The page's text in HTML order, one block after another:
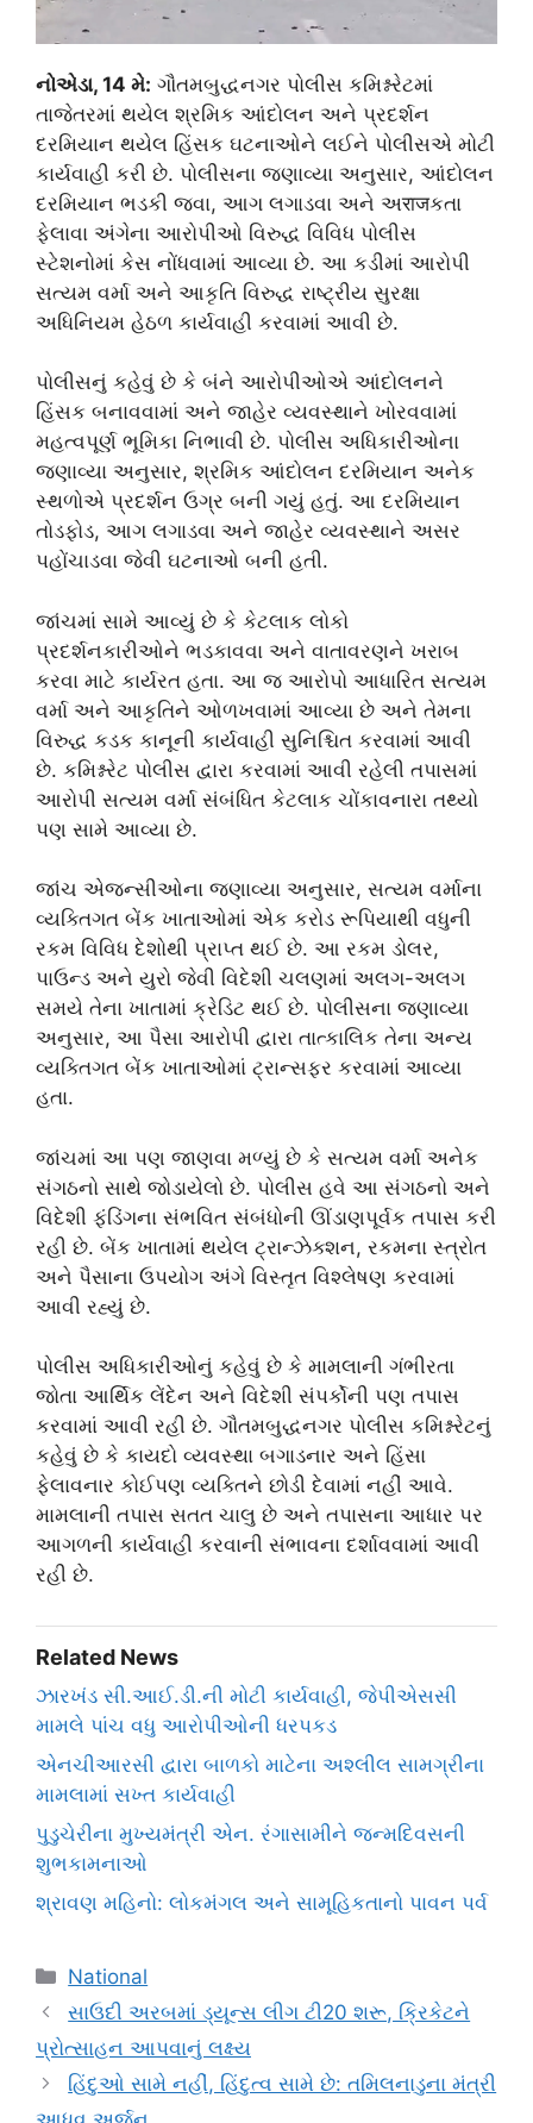
નોએડા, 14 મે: ગૌતમબુદ્ધનગર પોલીસ કમિશ્નરેટમાં
તાજેતરમાં થયેલ શ્રમિક આંદોલન અને પ્રદર્શન
દરમિયાન થયેલ હિંસક ઘટનાઓને લઈને પોલીસએ મોટી
કાર્યવાહી કરી છે. પોલીસના જણાવ્યા અનુસાર, આંદોલન
દરમિયાન ભડકી જવા, આગ લગાડવા અને અराजકતા
ફેલાવા અંગેના આરોપીઓ વિરુદ્ધ વિવિધ પોલીસ
સ્ટેશનોમાં કેસ નોંધવામાં આવ્યા છે. આ કડીમાં આરોપી
સત્યમ વર્મા અને આકૃતિ વિરુદ્ધ રાષ્ટ્રીય સુરક્ષા
અધિનિયમ હેઠળ કાર્યવાહી કરવામાં આવી છે.
પોલીસનું કહેવું છે કે બંને આરોપીઓએ આંદોલનને
હિંસક બનાવવામાં અને જાહેર વ્યવસ્થાને ખોરવવામાં
મહત્વપૂર્ણ ભૂમિકા નિભાવી છે. પોલીસ અધિકારીઓના
જણાવ્યા અનુસાર, શ્રમિક આંદોલન દરમિયાન અનેક
સ્થળોએ પ્રદર્શન ઉગ્ર બની ગયું હતું. આ દરમિયાન
તોડફોડ, આગ લગાડવા અને જાહેર વ્યવસ્થાને અસર
પહોંચાડવા જેવી ઘટનાઓ બની હતી.
જાંચમાં સામે આવ્યું છે કે કેટલાક લોકો
પ્રદર્શનકારીઓને ભડકાવવા અને વાતાવરણને ખરાબ
કરવા માટે કાર્યરત હતા. આ જ આરોપો આધારિત સત્યમ
વર્મા અને આકૃતિને ઓળખવામાં આવ્યા છે અને તેમના
વિરુદ્ધ કડક કાનૂની કાર્યવાહી સુનિશ્ચિત કરવામાં આવી
છે. કમિશ્નરેટ પોલીસ દ્વારા કરવામાં આવી રહેલી તપાસમાં
આરોપી સત્યમ વર્મા સંબંધિત કેટલાક ચોંકાવનારા તથ્યો
પણ સામે આવ્યા છે.
જાંચ એજન્સીઓના જણાવ્યા અનુસાર, સત્યમ વર્માના
વ્યક્તિગત બેંક ખાતાઓમાં એક કરોડ રૂપિયાથી વધુની
રકમ વિવિધ દેશોથી પ્રાપ્ત થઈ છે. આ રકમ ડોલર,
પાઉન્ડ અને યુરો જેવી વિદેશી ચલણમાં અલગ-અલગ
સમયે તેના ખાતામાં ક્રેડિટ થઈ છે. પોલીસના જણાવ્યા
અનુસાર, આ પૈસા આરોપી દ્વારા તાત્કાલિક તેના અન્ય
વ્યક્તિગત બેંક ખાતાઓમાં ટ્રાન્સફર કરવામાં આવ્યા
હતા.
જાંચમાં આ પણ જાણવા મળ્યું છે કે સત્યમ વર્મા અનેક
સંગઠનો સાથે જોડાયેલો છે. પોલીસ હવે આ સંગઠનો અને
વિદેશી ફંડિંગના સંભવિત સંબંધોની ઊંડાણપૂર્વક તપાસ કરી
રહી છે. બેંક ખાતામાં થયેલ ટ્રાન્ઝેક્શન, રકમના સ્ત્રોત
અને પૈસાના ઉપયોગ અંગે વિસ્તૃત વિશ્લેષણ કરવામાં
આવી રહ્યું છે.
પોલીસ અધિકારીઓનું કહેવું છે કે મામલાની ગંભીરતા
જોતા આર્થિક લેંદેન અને વિદેશી સંપર્કોની પણ તપાસ
કરવામાં આવી રહી છે. ગૌતમબુદ્ધનગર પોલીસ કમિશ્નરેટનું
કહેવું છે કે કાયદો વ્યવસ્થા બગાડનાર અને હિંસા
ફેલાવનાર કોઈપણ વ્યક્તિને છોડી દેવામાં નહીં આવે.
મામલાની તપાસ સતત ચાલુ છે અને તપાસના આધાર પર
આગળની કાર્યવાહી કરવાની સંભાવના દર્શાવવામાં આવી
રહી છે.
Related News
ઝારખંડ સી.આઈ.ડી.ની મોટી કાર્યવાહી, જેપીએસસી
મામલે પાંચ વધુ આરોપીઓની ધરપકડ
એનચીઆરસી દ્વારા બાળકો માટેના અશ્લીલ સામગ્રીના
મામલામાં સખ્ત કાર્યવાહી
પુડુચેરીના મુખ્યમંત્રી એન. રંગાસામીને જન્મદિવસની
શુભકામનાઓ
શ્રાવણ મહિનો: લોકમંગલ અને સામૂહિકતાનો પાવન પર્વ
Categories
National
સાઉદી અરબમાં ડ્યૂન્સ લીગ ટી20 શરૂ, ક્રિકેટને
પ્રોત્સાહન આપવાનું લક્ષ્ય
હિંદુઓ સામે નહીં, હિંદુત્વ સામે છે: તમિલનાડુના મંત્રી